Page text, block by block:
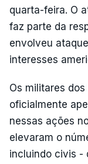
quarta-feira. O
faz parte da
envolveu
interesses
Os militares
oficialmente
nessas ações
elevaram o
incluindo civis -